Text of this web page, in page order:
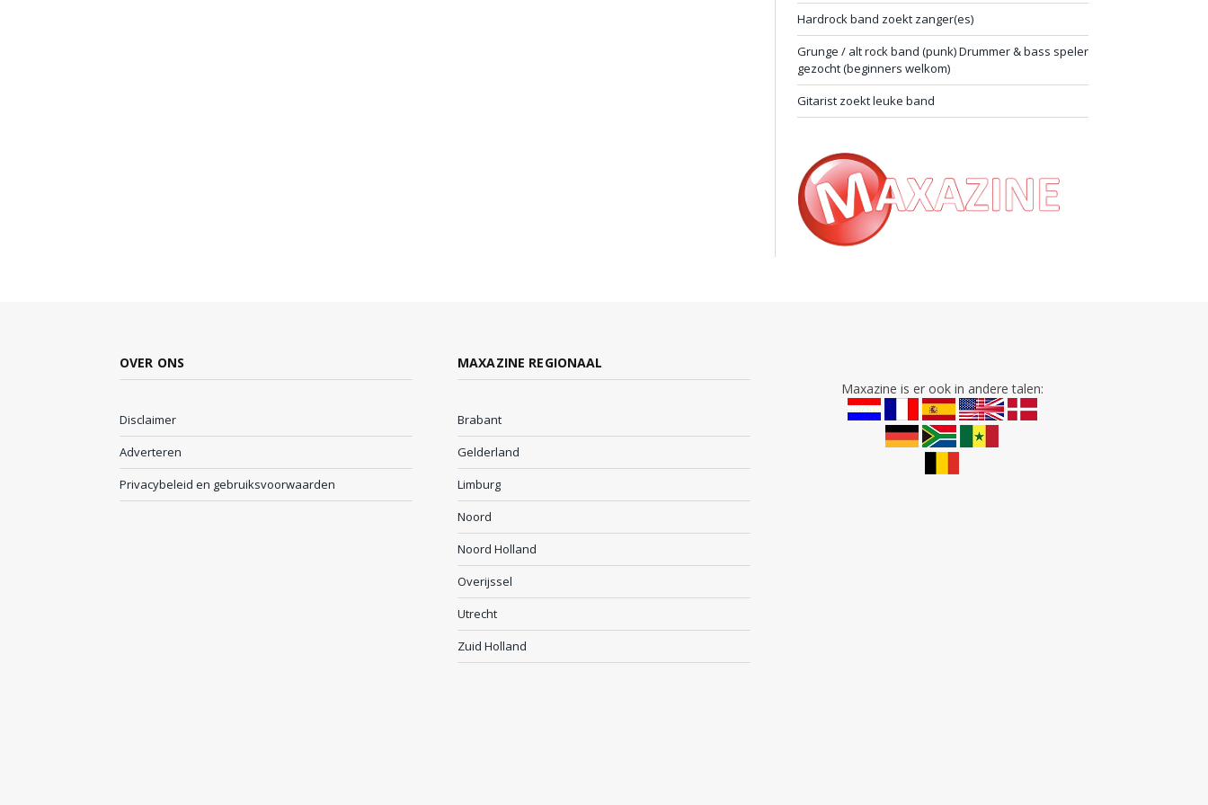
Hardrock band zoekt zanger(es)
Grunge / alt rock band (punk) Drummer & bass speler
gezocht (beginners welkom)
Gitarist zoekt leuke band
OVER ONS
Disclaimer
Adverteren
Privacybeleid en gebruiksvoorwaarden
MAXAZINE REGIONAAL
Brabant
Gelderland
Limburg
Noord
Noord Holland
Overijssel
Utrecht
Zuid Holland
Maxazine is er ook in andere talen: